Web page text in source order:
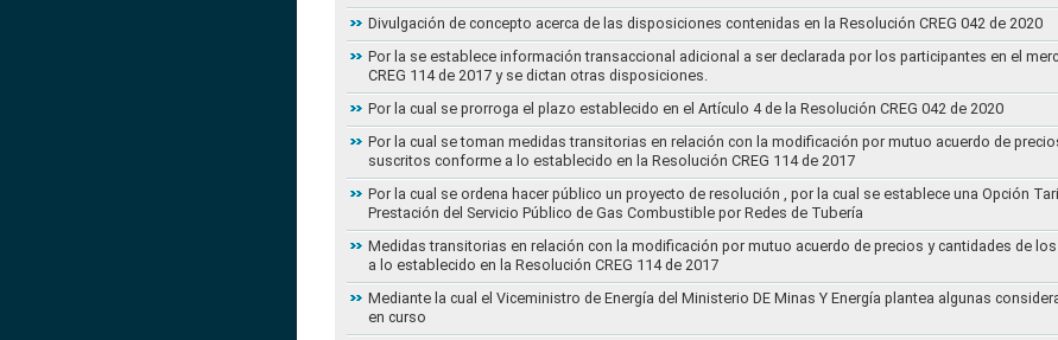
Divulgación de concepto acerca de las disposiciones contenidas en la Resolución CREG 042 de 2020
Por la se establece información transaccional adicional a ser declarada por los participantes en el
CREG 114 de 2017 y se dictan otras disposiciones.
Por la cual se prorroga el plazo establecido en el Artículo 4 de la Resolución CREG 042 de 2020
Por la cual se toman medidas transitorias en relación con la modificación por mutuo acuerdo de
suscritos conforme a lo establecido en la Resolución CREG 114 de 2017
Por la cual se ordena hacer público un proyecto de resolución , por la cual se establece una Opción
Prestación del Servicio Público de Gas Combustible por Redes de Tubería
Medidas transitorias en relación con la modificación por mutuo acuerdo de precios y cantidades de
a lo establecido en la Resolución CREG 114 de 2017
Mediante la cual el Viceministro de Energía del Ministerio DE Minas Y Energía plantea algunas
en curso